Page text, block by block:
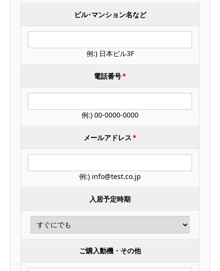
ビル･マンション名など
例:) 日本ビル3F
電話番号*
例:) 00-0000-0000
メールアドレス*
例:) info@test.co.jp
入居予定時期
ご購入動機・その他